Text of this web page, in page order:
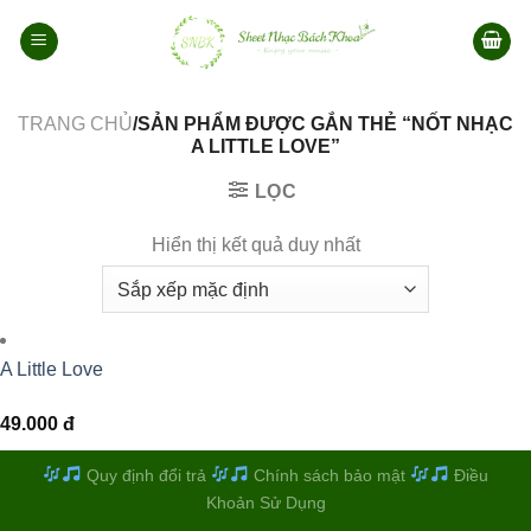
qua
TRANG CHỦ/SẢN PHẨM ĐƯỢC GẮN THẺ “NỐT NHẠC
A LITTLE LOVE”
LỌC
Hiển thị kết quả duy nhất
A Little Love
49.000 đ
Quy định đổi trả Chính sách bảo mật
Điều
Khoản Sử Dụng